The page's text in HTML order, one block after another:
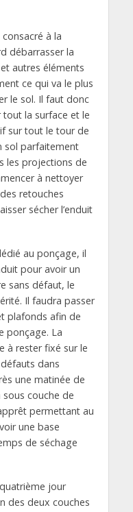
à la
débarrasser la
autres éléments
ce qui va le plus
le sol. Il faut donc
la surface et le
sur tout le tour de
sol parfaitement
les projections de
à nettoyer
retouches
sécher l’enduit
au ponçage, il
pour avoir un
sans défaut, le
Il faudra passer
plafonds afin de
ponçage. La
à rester fixé sur le
dans
une matinée de
couche de
permettant au
une base
de séchage
jour
des deux couches